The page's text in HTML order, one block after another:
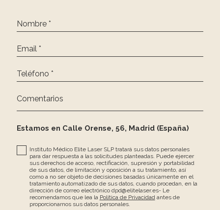
Nombre *
Email *
Teléfono *
Comentarios
Estamos en Calle Orense, 56, Madrid (España)
Instituto Médico Elite Laser SLP tratará sus datos personales
para dar respuesta a las solicitudes planteadas. Puede ejercer
sus derechos de acceso, rectificación, supresión y portabilidad
de sus datos, de limitación y oposición a su tratamiento, así
como a no ser objeto de decisiones basadas únicamente en el
tratamiento automatizado de sus datos, cuando procedan, en la
dirección de correo electrónico dpd@elitelaser.es- Le
recomendamos que lea la Política de Privacidadantes de
proporcionarnos sus datos personales.